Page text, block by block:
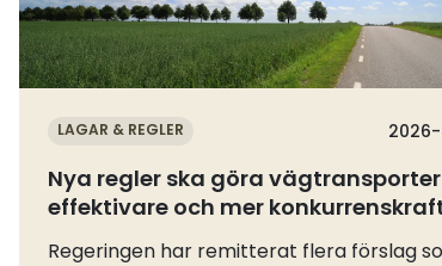
LAGAR & REGLER
Nya regler ska göra vägtransporter
effektivare och mer
Regeringen har remitterat flera förslag